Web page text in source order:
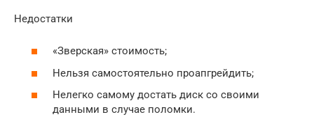
Недостатки
«Зверская» стоимость;
Нельзя самостоятельно проапгрейдить;
Нелегко самому достать диск со своими
данными в случае поломки.